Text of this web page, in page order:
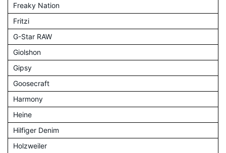
Freaky Nation
Fritzi
G-Star RAW
Giolshon
Gipsy
Goosecraft
Harmony
Heine
Hilfiger Denim
Holzweiler